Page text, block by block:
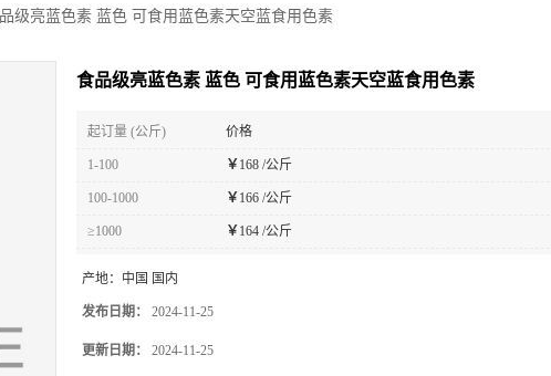
级亮蓝色素 蓝色 可食用蓝色素天空蓝食用色素
食品级亮蓝色素 蓝色 可食用蓝色素天空蓝食用色素
起订量 (公斤) 价格
1-100 ￥ 168 /公斤
100-1000 ￥ 166 /公斤
≥1000 ￥ 164 /公斤
产地： 中国 国内
发布日期： 2024-11-25
更新日期： 2024-11-25